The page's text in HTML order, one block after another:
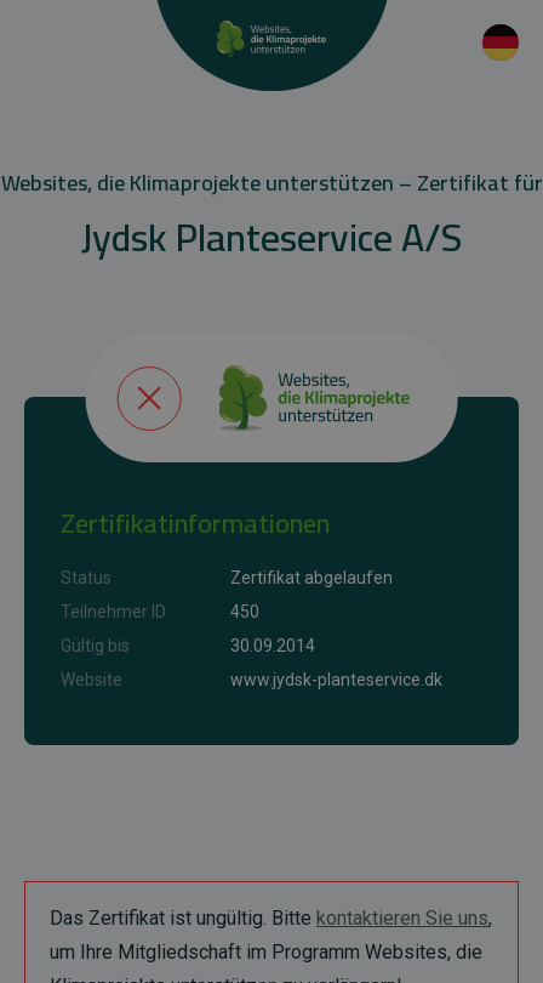
Websites, die Klimaprojekte unterstützen – Zertifikat für
Jydsk Planteservice A/S
Zertifikatinformationen
Status
Zertifikat abgelaufen
Teilnehmer ID
450
Gültig bis
30.09.2014
Website
www.jydsk-planteservice.dk
Das Zertifikat ist ungültig. Bitte kontaktieren Sie uns,
um Ihre Mitgliedschaft im Programm Websites, die